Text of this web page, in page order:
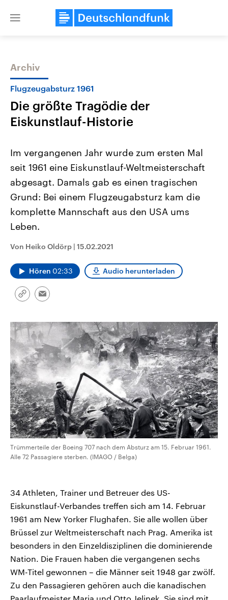
Close
Themen
Landtagswahl Sachsen-Anhalt
2026
Alle Informationen
Sachsen-Anhalt wählt am 6.
September 2026 einen neuen
Landtag. Seit 2021 wird das
Bundesland von einer Koalition aus
Umfragen, Prognosen,
Wahlprogramme, aktuelle Berichte
und Kandidaten der anstehenden
Wahl.
Aktuelle Beiträge,
Hintergründe
Wirtschaftlich und
gehören die Vereinigten
den mächtigsten Ländern
Archiv
Flugzeugabsturz 1961
Die größte Tragödie der
Eiskunstlauf-Historie
Im vergangenen Jahr wurde zum ersten Mal
seit 1961 eine Eiskunstlauf-Weltmeisterschaft
abgesagt. Damals gab es einen tragischen
Grund: Bei einem Flugzeugabsturz kam die
komplette Mannschaft aus den USA ums
Leben.
Von Heiko Oldörp | 15.02.2021
Hören 02:33 Audio herunterladen
Link
Email
Trümmerteile der Boeing 707 nach dem Absturz am 15. Februar 1961.
Alle 72 Passagiere sterben. (IMAGO / Belga)
34 Athleten, Trainer und Betreuer des US-
Eiskunstlauf-Verbandes treffen sich am 14. Februar
1961 am New Yorker Flughafen. Sie alle wollen über
Brüssel zur Weltmeisterschaft nach Prag. Amerika ist
besonders in den Einzeldisziplinen die dominierende
Nation. Die Frauen haben die vergangenen sechs
WM-Titel gewonnen – die Männer seit 1948 gar zwölf.
Zu den Passagieren gehören auch die kanadischen